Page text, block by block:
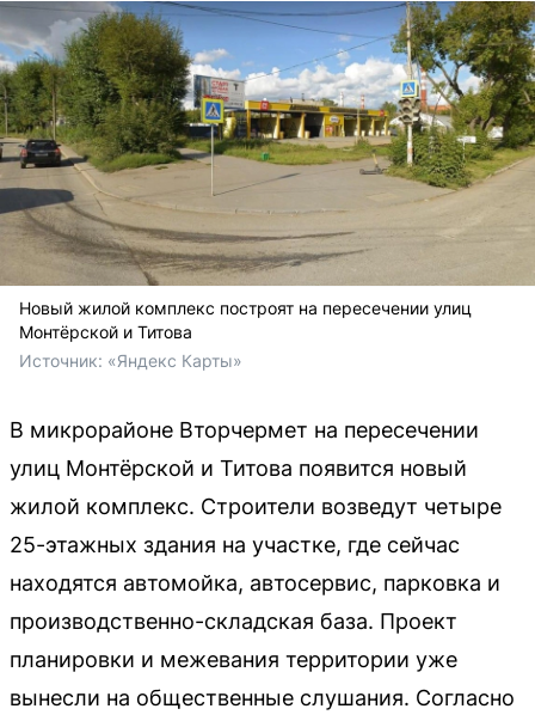
Новый жилой комплекс построят на пересечении улиц
Монтёрской и Титова
Источник: «Яндекс Карты»
В микрорайоне Вторчермет на пересечении
улиц Монтёрской и Титова появится новый
жилой комплекс. Строители возведут четыре
25-этажных здания на участке, где сейчас
находятся автомойка, автосервис, парковка и
производственно-складская база. Проект
планировки и межевания территории уже
вынесли на общественные слушания. Согласно